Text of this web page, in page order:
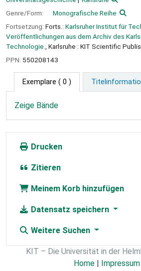
Genre/Form:
Monografische Reihe
Fortsetzung: Forts.: Karlsruher Institut für
Veröffentlichungen aus dem Archiv des
Technologie.
, Karlsruhe : KIT Scientific
PPN: 550208143
Exemplare ( 0 )
Zeige Bände
Drucken
Zitieren
Meinem Korb hinzufügen
Datensatz speichern
Weitere Suchen
KIT – Die Universität in der
Home | Impressum